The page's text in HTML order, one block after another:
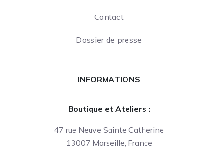
Contact
Dossier de presse
INFORMATIONS
Boutique et Ateliers :
47 rue Neuve Sainte Catherine
13007 Marseille, France